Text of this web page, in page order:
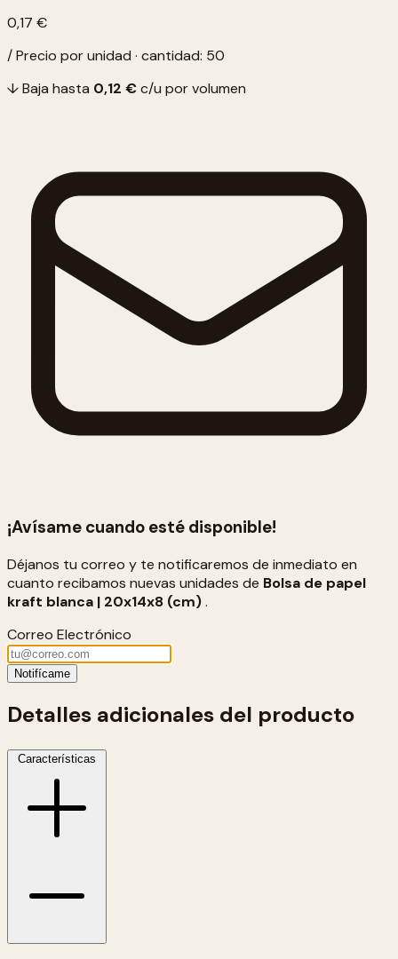
0,17 €
/ Precio por unidad · cantidad: 50
↓ Baja hasta 0,12 €c/u por volumen
¡Avísame cuando esté disponible!
Déjanos tu correo y te notificaremos de inmediato en
cuanto recibamos nuevas unidades de Bolsa de papel
kraft blanca | 20x14x8 (cm).
Correo Electrónico
Notifícame
Detalles adicionales del producto
Características